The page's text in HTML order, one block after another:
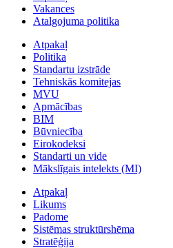
Vakances
Atalgojuma politika
Atpakaļ
Politika
Standartu izstrāde
Tehniskās komitejas
MVU
Apmācības
BIM
Būvniecība
Eirokodeksi
Standarti un vide
Mākslīgais intelekts (MI)
Atpakaļ
Likums
Padome
Sistēmas struktūrshēma
Stratēģija